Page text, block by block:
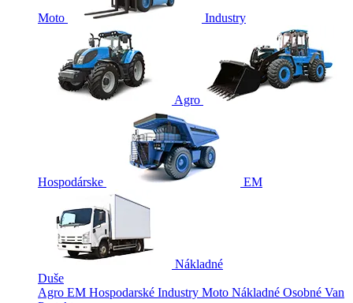
Moto Industry
Agro
Hospodárske EM
Nákladné
Duše
Agro EM Hospodarské Industry Moto Nákladné Osobné Van